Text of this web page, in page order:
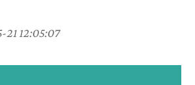
21 12:05:07